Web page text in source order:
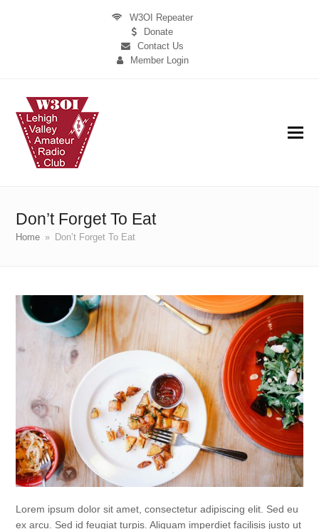
W3OI Repeater
Donate
Contact Us
Member Login
Don’t Forget To Eat
Home » Don’t Forget To Eat
Lorem ipsum dolor sit amet, consectetur adipiscing elit. Sed eu
ex arcu. Sed id feugiat turpis. Aliquam imperdiet facilisis justo ut